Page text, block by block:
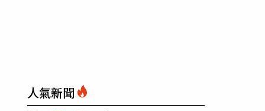
人氣新聞